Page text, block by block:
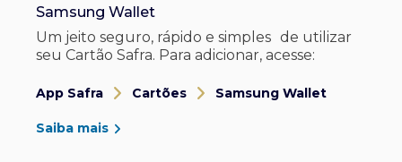
Samsung Wallet
Um jeito seguro, rápido e simples de utilizar
seu Cartão Safra. Para adicionar, acesse:
App Safra Cartões Samsung Wallet
Saiba mais